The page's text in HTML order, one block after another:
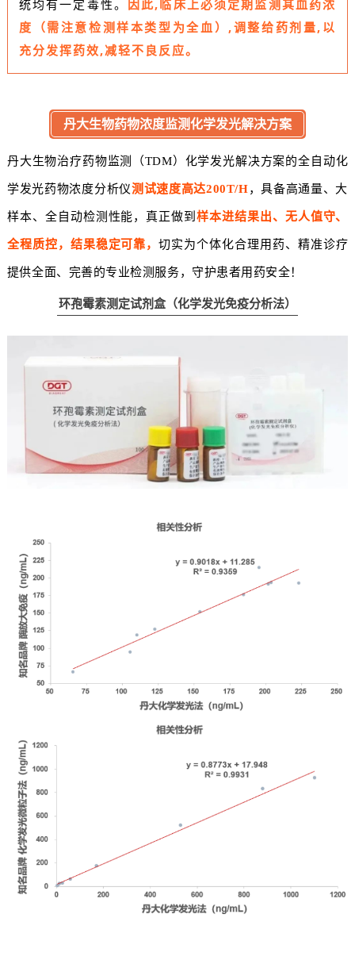
统均有一定毒性。
因此,临床上必须定期监测其血药浓
度（需注意检测样本类型为全血）,调整给药剂量,以
充分发挥药效,减轻不良反应。
丹大生物药物浓度监测化学发光解决方案
丹大生物治疗药物监测（TDM）化学发光解决方案的全自动化
学发光药物浓度分析仪测试速度高达200T/H，具备高通量、大
样本、全自动检测性能，真正做到样本进结果出、无人值守、
全程质控，结果稳定可靠，切实为个体化合理用药、精准诊疗
提供全面、完善的专业检测服务，守护患者用药安全！
环孢霉素测定试剂盒（化学发光免疫分析法）